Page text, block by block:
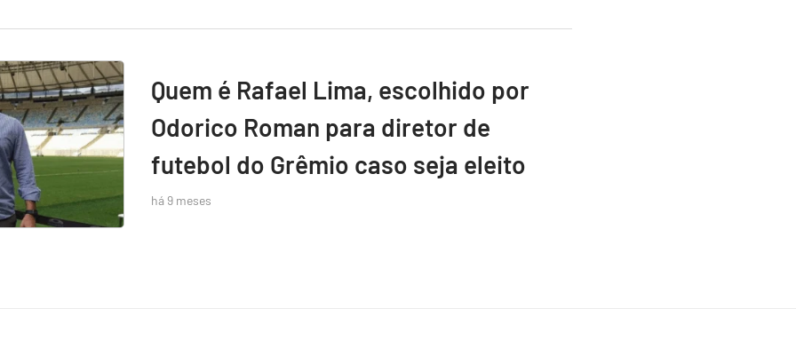
Quem é Rafael Lima, escolhido por
Odorico Roman para diretor de
futebol do Grêmio caso seja eleito
há 9 meses